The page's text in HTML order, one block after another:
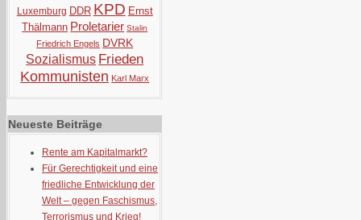
Luxemburg DDR KPD Ernst
Thälmann Proletarier Stalin
Friedrich Engels DVRK
Sozialismus Frieden
Kommunisten Karl Marx
Neueste Beiträge
Rente am Kapitalmarkt?
Für Gerechtigkeit und eine
friedliche Entwicklung der
Welt – gegen Faschismus,
Terrorismus und Krieg!